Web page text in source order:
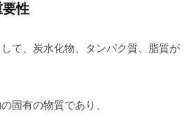
性
て、炭水化物、 タンパク質 、脂質が
固有の物質であり、